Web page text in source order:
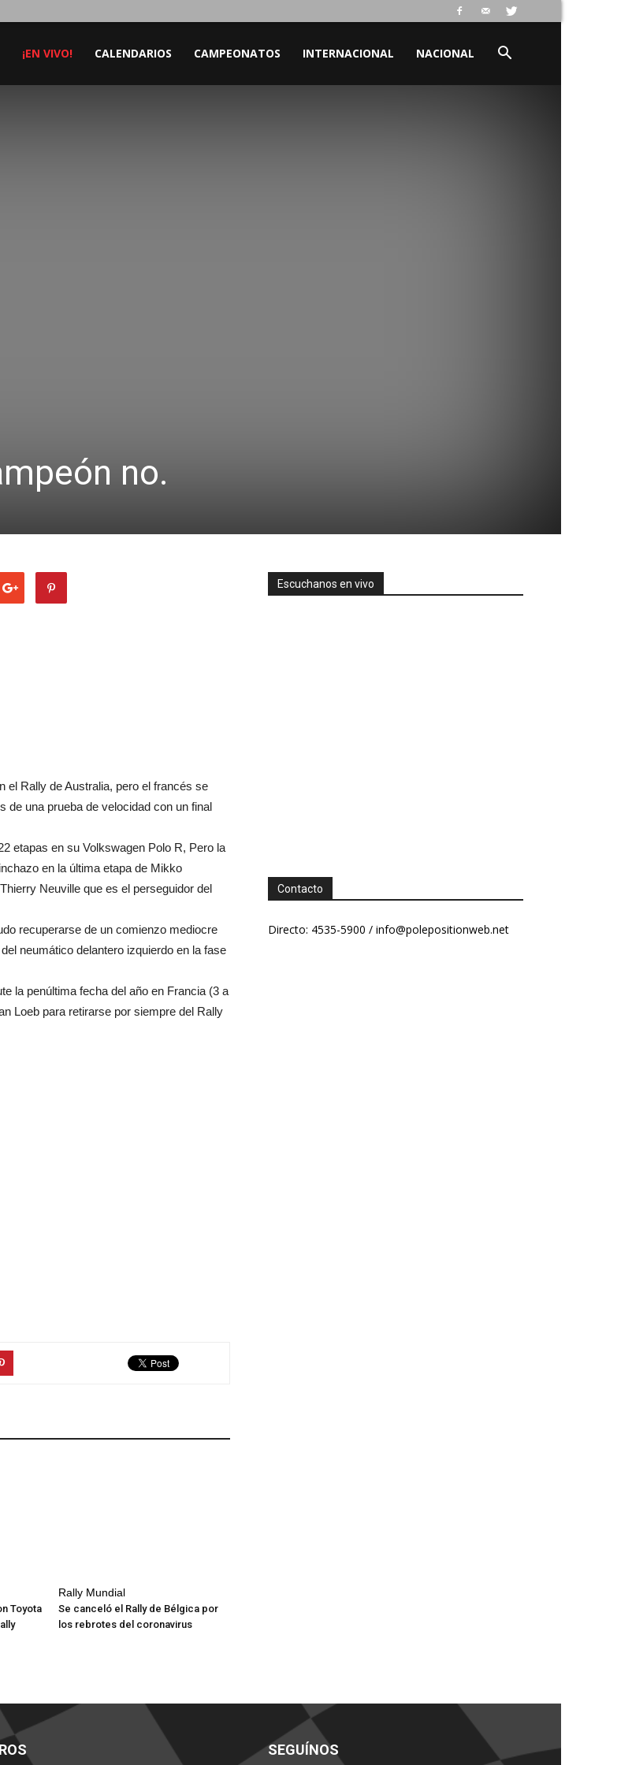
¡EN VIVO! CALENDARIOS CAMPEONATOS INTERNACIONAL NACIONAL
no.
el Rally de Australia, pero el francés se
de una prueba de velocidad con un final
etapas en su Volkswagen Polo R, Pero la
en la última etapa de Mikko
Neuville que es el perseguidor del
recuperarse de un comienzo mediocre
neumático delantero izquierdo en la fase
la penúltima fecha del año en Francia (3 a
Loeb para retirarse por siempre del Rally
Toyota
Rally Mundial
Se canceló el Rally de Bélgica por
los rebrotes del coronavirus
Escuchanos en vivo
Contacto
Directo: 4535-5900 / info@polepositionweb.net
SEGUÍNOS